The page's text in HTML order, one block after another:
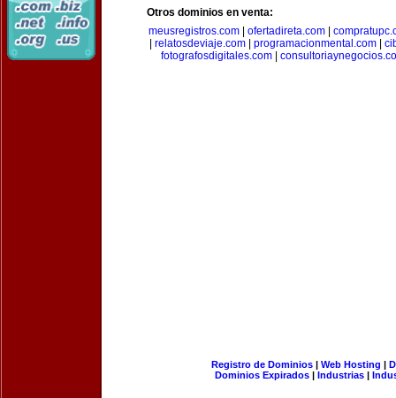
Otros dominios en venta:
meusregistros.com| ofertadireta.com|
relatosdeviaje.com| programacionmental.com|
fotografosdigitales.com
Registro de Dominios| Web Hosting |
Dominios Expirados | Industrias |